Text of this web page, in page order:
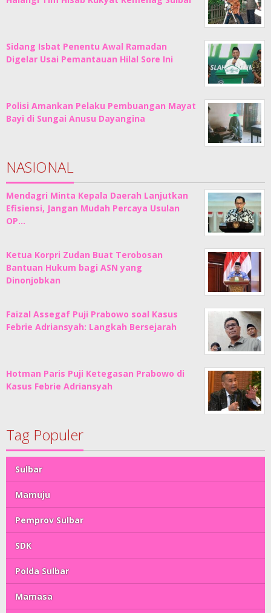
Sidang Isbat Penentu Awal Ramadan
Digelar Usai Pemantauan Hilal Sore Ini
Polisi Amankan Pelaku Pembuangan Mayat
Bayi di Sungai Anusu Dayangina
NASIONAL
Mendagri Minta Kepala Daerah Lanjutkan
Efisiensi, Jangan Mudah Percaya Usulan
OP…
Ketua Korpri Zudan Buat Terobosan
Bantuan Hukum bagi ASN yang
Dinonjobkan
Faizal Assegaf Puji Prabowo soal Kasus
Febrie Adriansyah: Langkah Bersejarah
Hotman Paris Puji Ketegasan Prabowo di
Kasus Febrie Adriansyah
Tag Populer
Sulbar
Mamuju
Pemprov Sulbar
SDK
Polda Sulbar
Mamasa